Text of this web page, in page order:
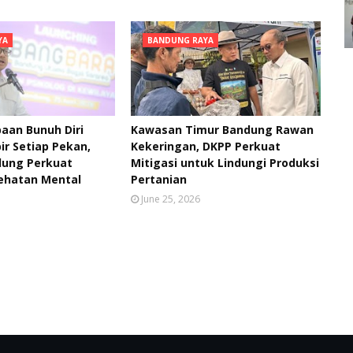
Bunuh Diri
Setiap Pekan,
Perkuat
Mental
BANDUNG RAYA
Kawasan Timur Bandung Rawan
Kekeringan, DKPP Perkuat
Mitigasi untuk Lindungi Produksi
Pertanian
June 25, 2026